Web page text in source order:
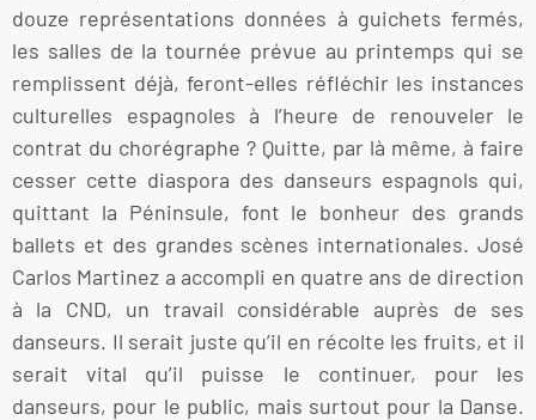
douze représentations données à guichets fermés,
les salles de la tournée prévue au printemps qui se
remplissent déjà, feront-elles réfléchir les instances
culturelles espagnoles à l’heure de renouveler le
contrat du chorégraphe ? Quitte, par là même, à faire
cesser cette diaspora des danseurs espagnols qui,
quittant la Péninsule, font le bonheur des grands
ballets et des grandes scènes internationales. José
Carlos Martinez a accompli en quatre ans de direction
à la CND, un travail considérable auprès de ses
danseurs. Il serait juste qu’il en récolte les fruits, et il
serait vital qu’il puisse le continuer, pour les
danseurs, pour le public, mais surtout pour la Danse.